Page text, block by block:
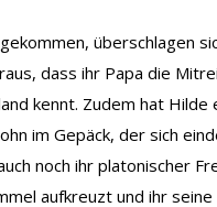
überschlagen
dass ihr Papa die
kennt. Zudem hat Hilde
im Gepäck, der sich
noch ihr platonischer
aufkreuzt und ihr